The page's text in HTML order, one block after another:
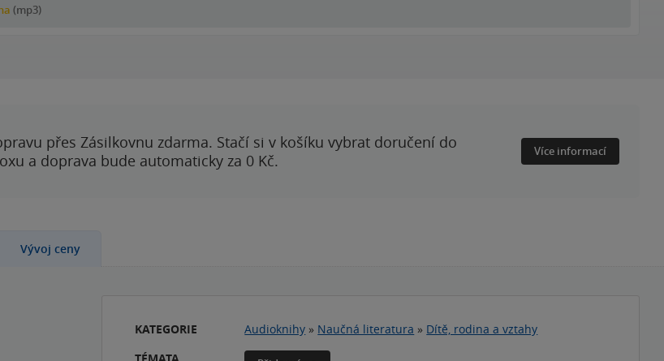
(mp3)
přes Zásilkovnu zdarma. Stačí si v košíku vybrat doručení do
a doprava bude automaticky za 0 Kč.
Více informací
Vývoj ceny
KATEGORIE Audioknihy » Naučná literatura » Dítě, rodina a vztahy